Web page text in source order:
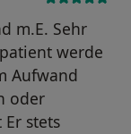
m.E. Sehr
werde
Aufwand
oder
stets